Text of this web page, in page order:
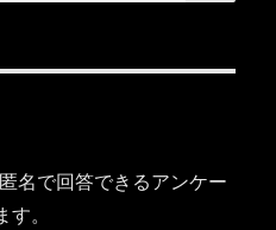
名で回答できるアンケー
。